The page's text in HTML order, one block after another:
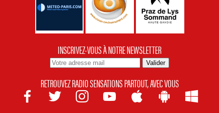
INSCRIVEZ-VOUS À NOTRE NEWSLETTER
RETROUVEZ RADIO SENSATIONS PARTOUT, AVEC VOUS
      